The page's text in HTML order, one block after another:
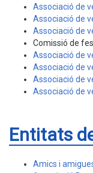
Associació de
Associació de
Associació de
Comissió de
Associació de
Associació de
Associació de
Associació de
Entitats
Amics i